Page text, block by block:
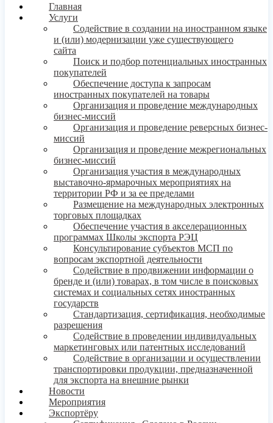
Главная
Услуги
Содействие в создании на иностранном языке
и (или) модернизации уже существующего
сайта
Поиск и подбор потенциальных иностранных
покупателей
Обеспечение доступа к запросам
иностранных покупателей на товары
Организация и проведение международных
бизнес-миссий
Организация и проведение реверсных бизнес-
миссий
Организация и проведение межрегиональных
бизнес-миссий
Организация участия в международных
выставочно-ярмарочных мероприятиях на
территории РФ и за ее пределами
Размещение на международных электронных
торговых площадках
Обеспечение участия в акселерационных
программах Школы экспорта РЭЦ
Консультирование субъектов МСП по
вопросам экспортной деятельности
Содействие в продвижении информации о
бренде и (или) товарах, в том числе в поисковых
системах и социальных сетях иностранных
государств
Стандартизация, сертификация, необходимые
разрешения
Содействие в проведении индивидуальных
маркетинговых или патентных исследований
Содействие в организации и осуществлении
транспортировки продукции, предназначенной
для экспорта на внешние рынки
Новости
Мероприятия
Экспортёру